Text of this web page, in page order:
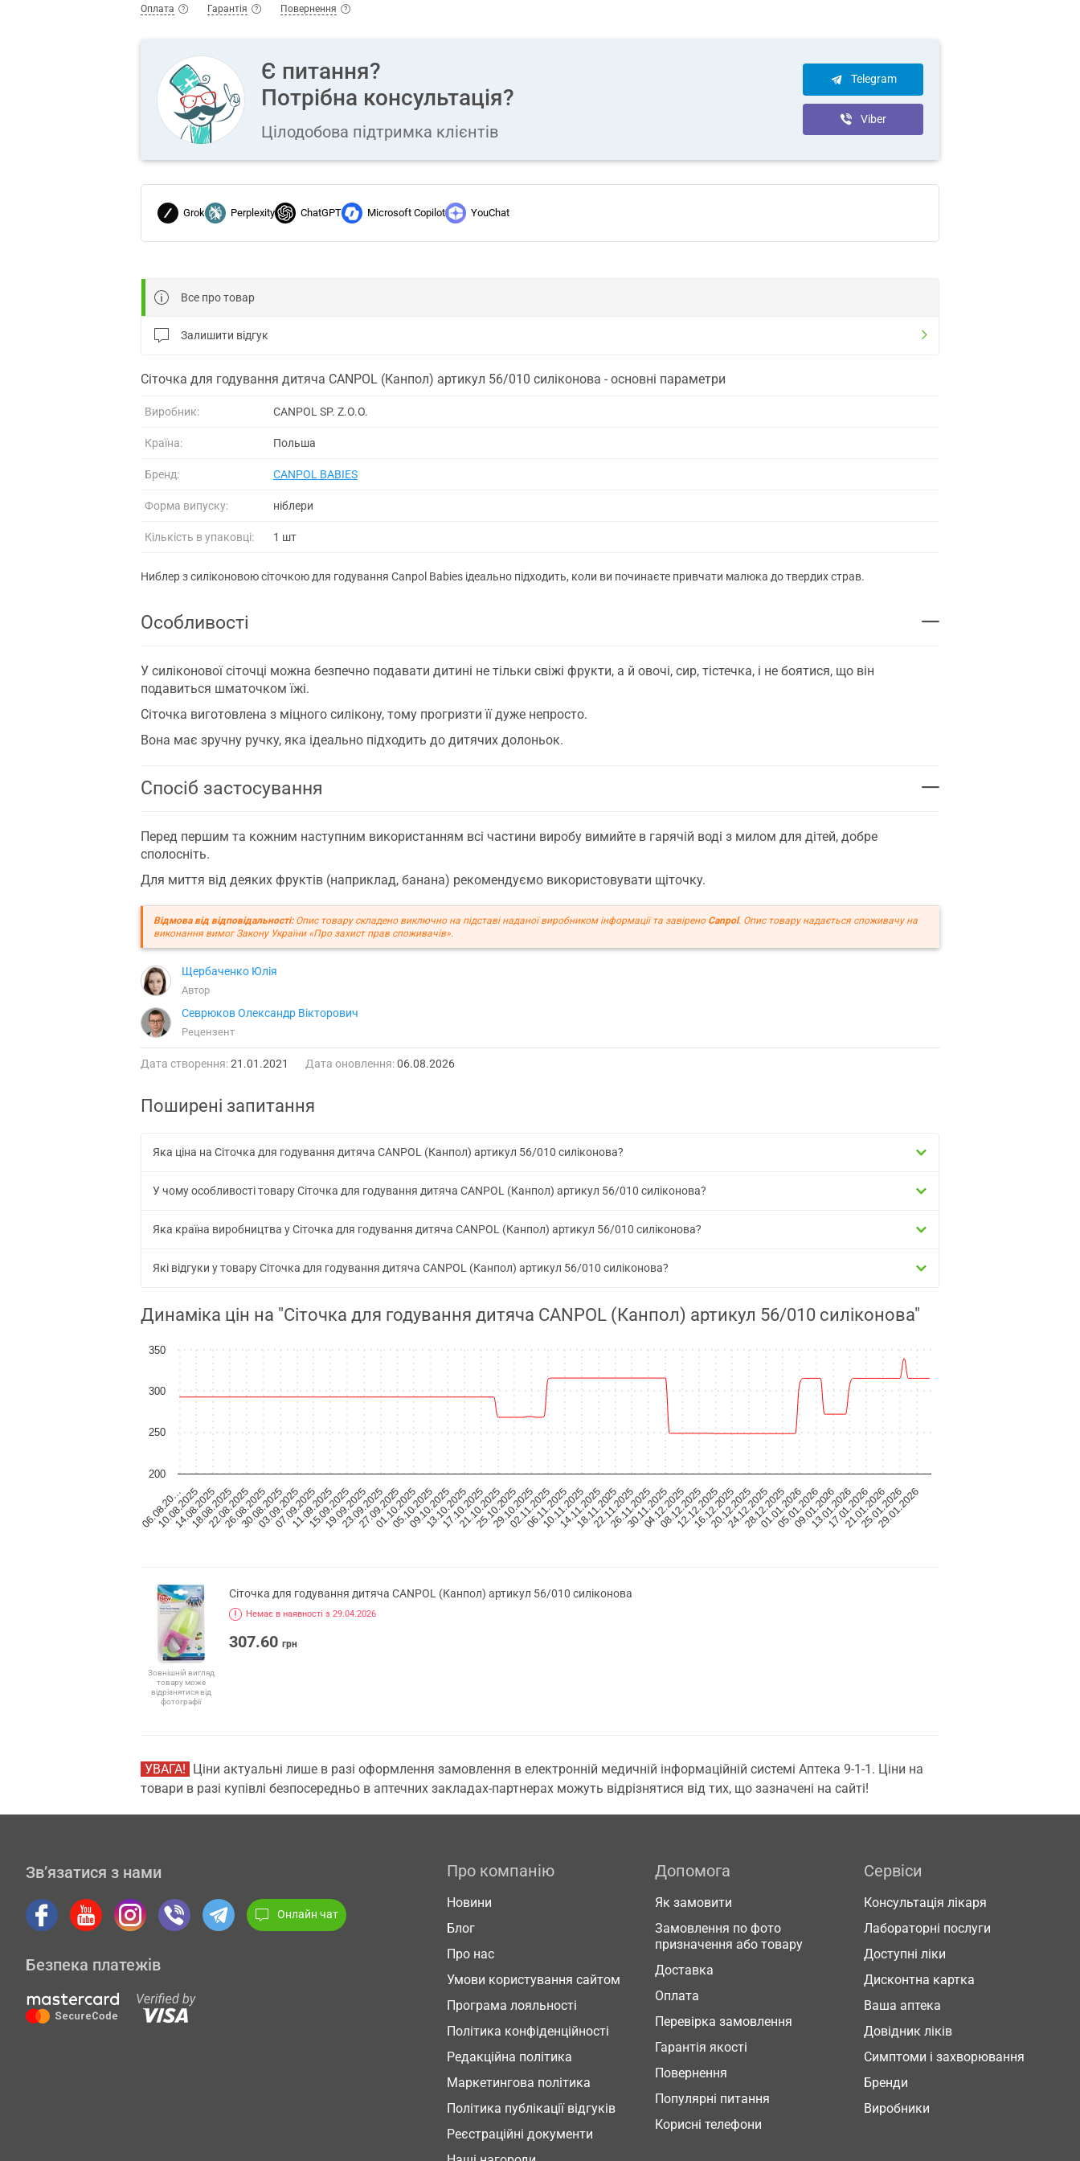
Оплата Гарантія Повернення
Є питання?
Потрібна консультація?
Цілодобова підтримка клієнтів
Telegram
Viber
Grok Perplexity ChatGPT Microsoft Copilot YouChat
Все про товар
Залишити відгук
Сіточка для годування дитяча CANPOL (Канпол) артикул 56/010 силіконова - основні параметри
Виробник: CANPOL SP. Z.O.O.
Країна: Польша
Бренд: CANPOL BABIES
Форма випуску: ніблери
Кількість в упаковці: 1 шт
Ниблер з силіконовою сіточкою для годування Canpol Babies ідеально підходить, коли ви починаєте привчати малюка до твердих страв.
Особливості
У силіконової сіточці можна безпечно подавати дитині не тільки свіжі фрукти, а й овочі, сир, тістечка, і не боятися, що він
подавиться шматочком їжі.
Сіточка виготовлена ​​з міцного силікону, тому прогризти її дуже непросто.
Вона має зручну ручку, яка ідеально підходить до дитячих долоньок.
Спосіб застосування
Перед першим та кожним наступним використанням всі частини виробу вимийте в гарячій воді з милом для дітей, добре
сполосніть.
Для миття від деяких фруктів (наприклад, банана) рекомендуємо використовувати щіточку.
Відмова від відповідальності:Опис товару складено виключно на підставі наданої виробником інформації та завірено Canpol. Опис товару надається споживачу на
виконання вимог Закону України «Про захист прав споживачів».
Щербаченко Юлія
Автор
Севрюков Олександр Вікторович
Рецензент
Дата створення:21.01.2021 Дата оновлення:06.08.2026
Поширені запитання
Яка ціна на Сіточка для годування дитяча CANPOL (Канпол) артикул 56/010 силіконова?
У чому особливості товару Сіточка для годування дитяча CANPOL (Канпол) артикул 56/010 силіконова?
Яка країна виробництва у Сіточка для годування дитяча CANPOL (Канпол) артикул 56/010 силіконова?
Які відгуки у товару Сіточка для годування дитяча CANPOL (Канпол) артикул 56/010 силіконова?
Динаміка цін на "Сіточка для годування дитяча CANPOL (Канпол) артикул 56/010 силіконова"
06.08.20…
10.08.2025
14.08.2025
18.08.2025
22.08.2025
26.08.2025
30.08.2025
03.09.2025
07.09.2025
11.09.2025
15.09.2025
19.09.2025
23.09.2025
27.09.2025
01.10.2025
05.10.2025
09.10.2025
13.10.2025
17.10.2025
21.10.2025
25.10.2025
29.10.2025
02.11.2025
06.11.2025
10.11.2025
14.11.2025
18.11.2025
22.11.2025
26.11.2025
30.11.2025
04.12.2025
08.12.2025
12.12.2025
16.12.2025
20.12.2025
24.12.2025
28.12.2025
01.01.2026
05.01.2026
09.01.2026
13.01.2026
17.01.2026
21.01.2026
25.01.2026
29.01.2026
250
300
350
200
Зовнішній вигляд
товару може
відрізнятися від
фотографії
Сіточка для годування дитяча CANPOL (Канпол) артикул 56/010 силіконова
Немає в наявності з 29.04.2026
307.60 грн
УВАГА! Ціни актуальні лише в разі оформлення замовлення в електронній медичній інформаційній системі Аптека 9-1-1. Ціни на
товари в разі купівлі безпосередньо в аптечних закладах-партнерах можуть відрізнятися від тих, що зазначені на сайті!
Зв’язатися з нами
Онлайн чат
Безпека платежів
Про компанію
Новини
Блог
Про нас
Умови користування сайтом
Програма лояльності
Політика конфіденційності
Редакційна політика
Маркетингова політика
Політика публікації відгуків
Реєстраційні документи
Допомога
Як замовити
Замовлення по фото
призначення або товару
Доставка
Оплата
Перевірка замовлення
Гарантія якості
Повернення
Популярні питання
Корисні телефони
Сервіси
Консультація лікаря
Лабораторні послуги
Доступні ліки
Дисконтна картка
Ваша аптека
Довідник ліків
Симптоми і захворювання
Бренди
Виробники